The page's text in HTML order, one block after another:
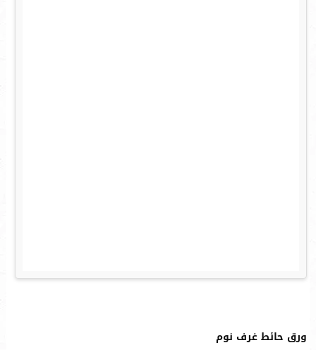
ورق حائط غرف نوم